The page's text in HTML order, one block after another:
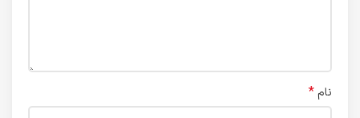
نام *